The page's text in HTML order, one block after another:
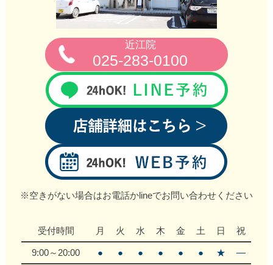
近江院
025-283-0100
※空きがない場合はお電話かlineでお問い合わせください
受付時間 月 火 水 木 金 土 日 祝
9:00～20:00 ● ● ● ● ● ● ★ ―